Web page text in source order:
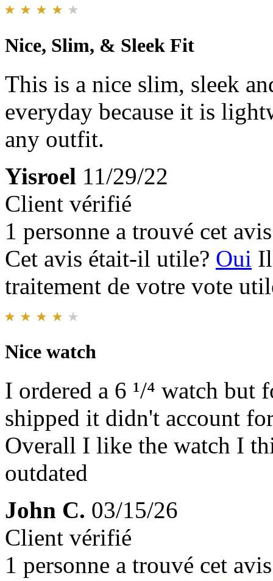
Nice, Slim, & Sleek Fit
This is a nice slim, sleek
everyday because it is
any outfit.
Yisroel 11/29/22
Client vérifié
1 personne a trouvé cet
Cet avis était-il utile? Oui
traitement de votre vote
Nice watch
I ordered a 6 ¹/⁴ watch but
shipped it didn't account
Overall I like the watch I
outdated
John C. 03/15/26
Client vérifié
1 personne a trouvé cet